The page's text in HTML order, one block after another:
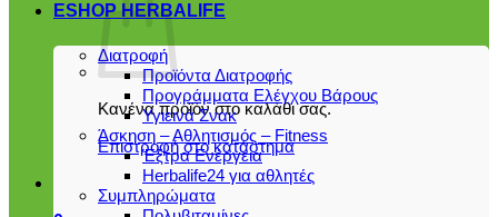
Κανένα προϊόν στο καλάθι σας.
Επιστροφή στο κατάστημα
ESHOP HERBALIFE
Διατροφή
Προϊόντα Διατροφής
Προγράμματα Ελέγχου Βάρους
Υγιεινά Σνακ
Άσκηση – Αθλητισμός – Fitness
Έξτρα Ενέργεια
Herbalife24 για αθλητές
Συμπληρώματα